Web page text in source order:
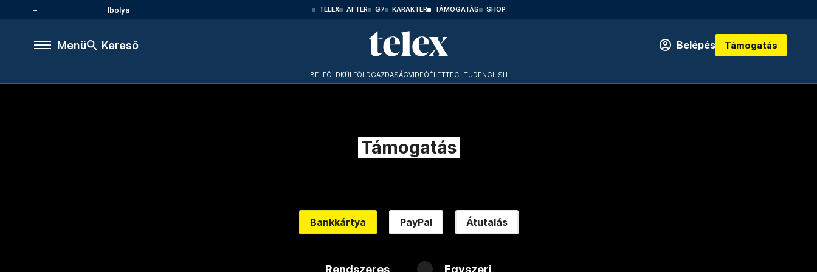
Ibolya TELEX AFTER G7 KARAKTER TÁMOGATÁS SHOP
Menü Kereső Belépés Támogatás
BELFÖLDKÜLFÖLDGAZDASÁGVIDEÓÉLETTECHTUDENGLISH
Támogatás
Bankkártya PayPal Átutalás
Rendszeres Egyszeri